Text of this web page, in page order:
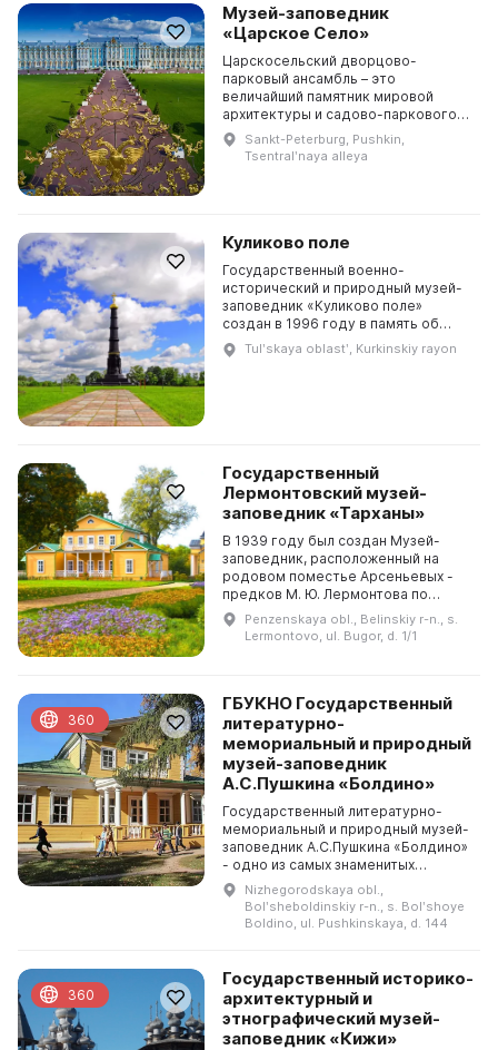
Музей-заповедник
«Царское Село»
Царскосельский дворцово-
парковый ансамбль – это
величайший памятник мировой
архитектуры и садово-паркового
искусства XVIII-XX вв. Он был
возведен в окрестностях Санкт-
Петербурга и стал подарком
Sankt-Peterburg, Pushkin,
Tsentralʹnaya alleya
Куликово поле
Государственный военно-
исторический и природный музей-
заповедник «Куликово поле»
создан в 1996 году в память об
одном из величайших сражений
средневековья – Куликовской
Tulʹskaya oblastʹ, Kurkinskiy rayon
Государственный
Лермонтовский музей-
заповедник «Тарханы»
В 1939 году был создан Музей-
заповедник, расположенный на
родовом поместье Арсеньевых -
предков М. Ю. Лермонтова по
материнской линии. Он
располагается на площади 197 га.
Коллекционный фонд музея сост...
Penzenskaya obl., Belinskiy r-n., s.
Lermontovo, ul. Bugor, d. 1/1
ГБУКНО Государственный
литературно-
мемориальный и природный
музей-заповедник
А.С.Пушкина «Болдино»
Государственный литературно-
мемориальный и природный музей-
заповедник А.С.Пушкина «Болдино»
- одно из самых знаменитых
пушкинских мест России. В
старинном селе Большое Болдино
Нижегородской губернии н...
Nizhegorodskaya obl.,
Bolʹsheboldinskiy r-n., s. Bolʹshoye
Boldino, ul. Pushkinskaya, d. 144
360
Государственный историко-
архитектурный и
этнографический музей-
заповедник «Кижи»
360